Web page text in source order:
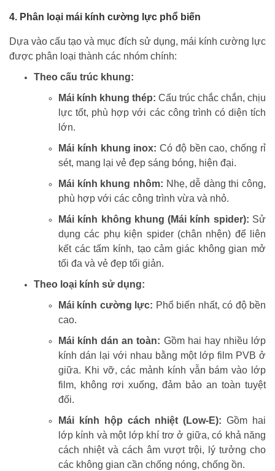
4. Phân loại mái kính cường lực phổ biến
Dựa vào cấu tạo và mục đích sử dụng, mái kính cường lực
được phân loại thành các nhóm chính:
Theo cấu trúc khung:
Mái kính khung thép: Cấu trúc chắc chắn, chịu
lực tốt, phù hợp với các công trình có diện tích
lớn.
Mái kính khung inox: Có độ bền cao, chống rỉ
sét, mang lại vẻ đẹp sáng bóng, hiện đại.
Mái kính khung nhôm: Nhẹ, dễ dàng thi công,
phù hợp với các công trình vừa và nhỏ.
Mái kính không khung (Mái kính spider): Sử
dụng các phụ kiện spider (chân nhện) để liên
kết các tấm kính, tạo cảm giác không gian mở
tối đa và vẻ đẹp tối giản.
Theo loại kính sử dụng:
Mái kính cường lực: Phổ biến nhất, có độ bền
cao.
Mái kính dán an toàn: Gồm hai hay nhiều lớp
kính dán lại với nhau bằng một lớp film PVB ở
giữa. Khi vỡ, các mảnh kính vẫn bám vào lớp
film, không rơi xuống, đảm bảo an toàn tuyệt
đối.
Mái kính hộp cách nhiệt (Low-E): Gồm hai
lớp kính và một lớp khí trơ ở giữa, có khả năng
cách nhiệt và cách âm vượt trội, lý tưởng cho
các không gian cần chống nóng, chống ồn.